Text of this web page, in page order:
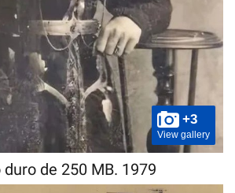
+3
View gallery
de 250 MB. 1979